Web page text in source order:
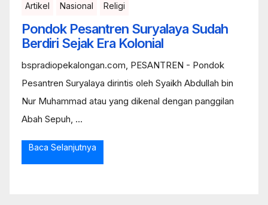
Artikel Nasional Religi
Pondok Pesantren Suryalaya Sudah
Berdiri Sejak Era Kolonial
bspradiopekalongan.com, PESANTREN - Pondok
Pesantren Suryalaya dirintis oleh Syaikh Abdullah bin
Nur Muhammad atau yang dikenal dengan panggilan
Abah Sepuh, ...
Baca Selanjutnya